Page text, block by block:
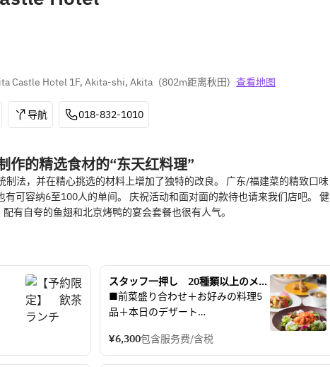
Castle Hotel 1F, Akita-shi, Akita (802m距离秋田) 查看地图
导航 018-832-1010
作的精选食材的“东天红料理”
制法，并在精心挑选的材料上增加了独特的改良。 广东/福建菜的精致口味
有可容纳6至100人的单间。 庆祝活动和面对面的款待也请来我们店吧。 健
有自夸的鱼翅和北京烤鸭的宴会套餐也很有人气。
籠包
スタッフ一押し　20種類以上のメニ
ューからお好きなものを5品選べる
セレクトディナーコース
■前菜盛り合わせ＋お好みの料理5
品＋本日のデザート
ニュー20種類以上の中からお好きな
ものを5品お選びください（グルー
¥6,300包含服务费/含税